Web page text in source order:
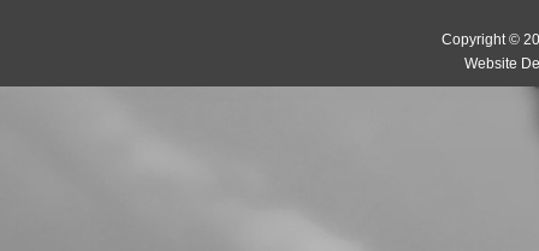
Copyright ©
Website